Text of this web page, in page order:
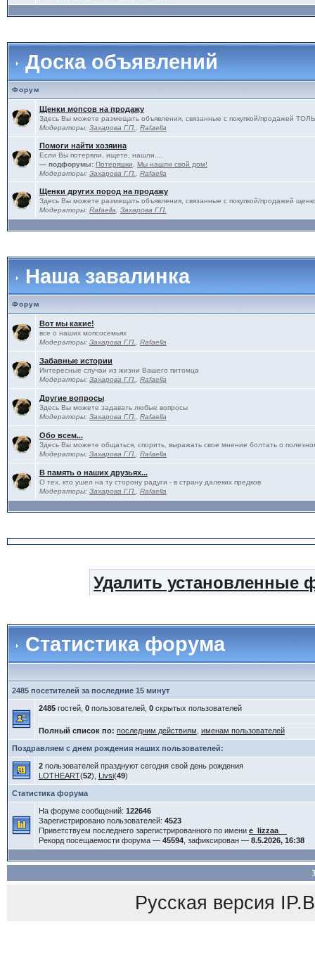
Доска объявлений
Форум
Щенки мопсов на продажу
Здесь Вы можете размещать объявления, связанные с покупкой/продажей
Модераторы: Захарова Г.П. Rafaella
Помоги найти хозяина
Если Вы потеряли, ищете, нашли....
— подфорумы: Потеряшки
Мы нашли свой дом!
Модераторы: Захарова Г.П. Rafaella
Щенки других пород на продажу
Здесь Вы можете размещать объявления, связанные с покупкой/продажей
Модераторы: Rafaella Захарова Г.П.
Наша завалинка
Форум
Вот мы какие!
все о наших мопсосемьях
Модераторы: Захарова Г.П. Rafaella
Забавные истории
Интересные случаи из жизни Вашего питомца
Модераторы: Захарова Г.П. Rafaella
Другие вопросы
Здесь Вы можете задавать любые вопросы
Модераторы: Захарова Г.П. Rafaella
Обо всем...
Здесь Вы можете общаться, спорить, выражать свое мнение болтать о
Модераторы: Захарова Г.П. Rafaella
В память о наших друзьях...
О тех, кто ушел на ту сторону радуги - в страну далеких предков
Модераторы: Захарова Г.П. Rafaella
Удалить установленные
Статистика форума
2485 посетителей за последние 15 минут
2485гостей, 0пользователей, 0скрытых пользователей
Полный список по: последним действиям именам пользователей
Поздравляем с днем рождения наших пользователей:
2пользователей празднуют сегодня свой день рождения
LOTHEART(52), Livsi(49)
Статистика форума
На форуме сообщений: 122646
Зарегистрировано пользователей: 4523
Приветствуем последнего зарегистрированного по имени e_lizzaa__
Рекорд посещаемости форума — 45594, зафиксирован — 8.5.2026, 16:38
Русская версия